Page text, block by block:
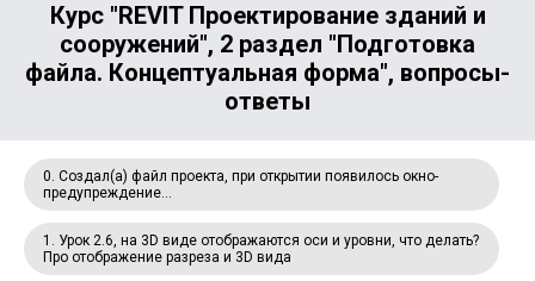
Курс "REVIT Проектирование зданий и
сооружений", 2 раздел "Подготовка
файла. Концептуальная форма", вопросы-
ответы
0. Создал(а) файл проекта, при открытии появилось окно-
предупреждение...
1. Урок 2.6, на 3D виде отображаются оси и уровни, что делать?
Про отображение разреза и 3D вида